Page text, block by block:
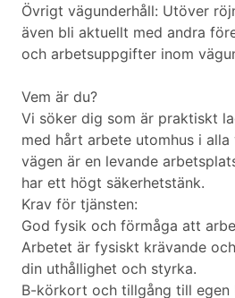
Övrigt vägunderhåll: Utöver
även bli aktuellt med andra
och arbetsuppgifter inom
Vem är du?
Vi söker dig som är praktiskt
med hårt arbete utomhus i alla
vägen är en levande
har ett högt säkerhetstänk.
Krav för tjänsten:
God fysik och förmåga att
Arbetet är fysiskt krävande
din uthållighet och styrka.
B-körkort och tillgång till